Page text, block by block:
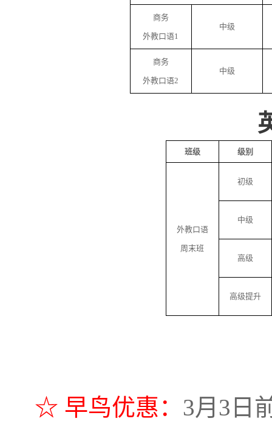
商务
外教口语1
中级
商务
外教口语2
中级
班级 级别
外教口语
周末班
初级
中级
高级
高级提升
☆ 早鸟优惠： 3月3日